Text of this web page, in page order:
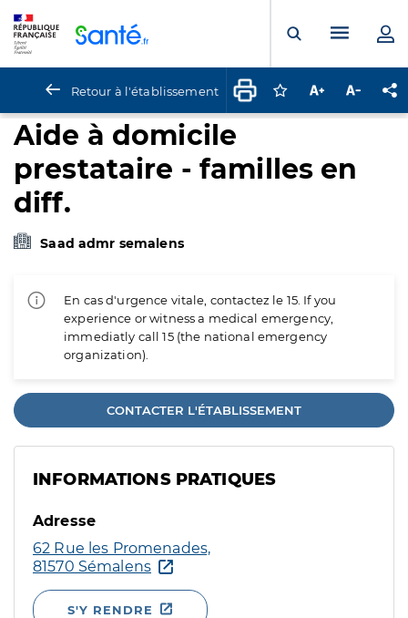
Ouvrir laMenu
Retour à l'établissement Connectez-vous
Augmenter la
Aide à domicile
prestataire - familles en
diff.
Saad admr semalens
En cas d'urgence vitale, contactez le 15. If you
experience or witness a medical emergency,
immediatly call 15 (the national emergency
organization).
CONTACTER L'ÉTABLISSEMENT
INFORMATIONS PRATIQUES
Adresse
62 Rue les Promenades,
81570 Sémalens
S'Y RENDRE